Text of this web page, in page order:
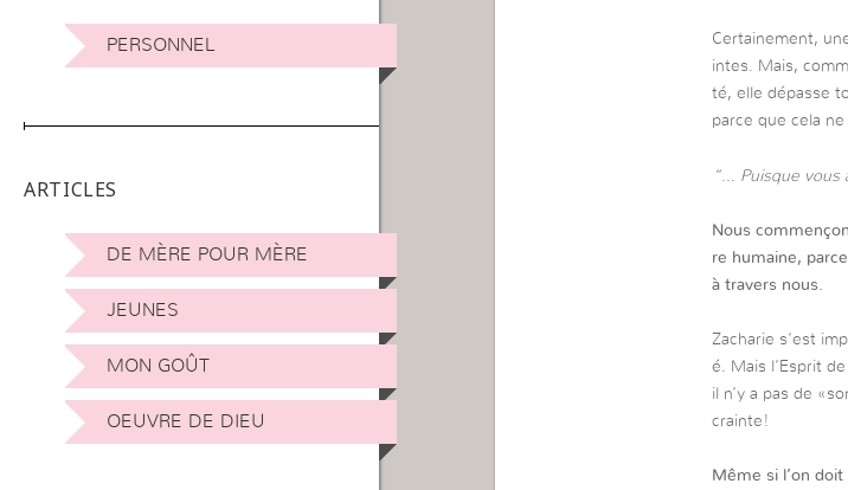
PERSONNEL
ARTICLES
DE MÈRE POUR MÈRE
JEUNES
MON GOÛT
OEUVRE DE DIEU
Certainement,
intes. Mais,
té, elle dépasse
parce que cela
“… Puisque vous
Nous
re humaine,
à travers nous.
Zacharie s’est
é. Mais l’Esprit
il n’y a pas de
crainte!
Même si l’on